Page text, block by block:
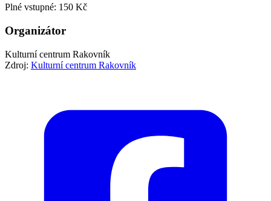
Plné vstupné: 150 Kč
Organizátor
Kulturní centrum Rakovník
Zdroj: Kulturní centrum Rakovník